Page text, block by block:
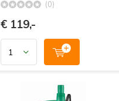
(0)
€ 119,-